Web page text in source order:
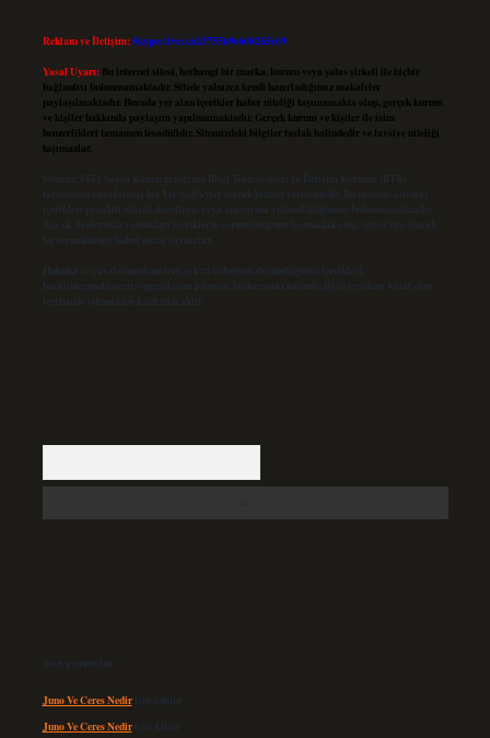
Reklam ve İletişim:Skype: live:.cid.575569c608265c69
Yasal Uyarı: Bu internet sitesi, herhangi bir marka, kurum veya şahıs şirketi ile hiçbir
bağlantısı bulunmamaktadır. Sitede yalnızca kendi hazırladığımız makaleler
paylaşılmaktadır. Burada yer alan içerikler haber niteliği taşımamakta olup, gerçek kurum
ve kişiler hakkında paylaşım yapılmamaktadır. Gerçek kurum ve kişiler ile isim
benzerlikleri tamamen tesadüfidir. Sitemizdeki bilgiler taslak halindedir ve tavsiye niteliği
taşımazlar.
Sitemiz, 5651 Sayılı Kanun gereğince Bilgi Teknolojileri ve İletişim Kurumu (BTK)
tarafından onaylanmış bir Yer Sağlayıcı olarak hizmet vermektedir. Bu nedenle, sitedeki
içerikleri proaktif olarak denetleme veya araştırma yükümlülüğümüz bulunmamaktadır.
Ancak, üyelerimiz yazdıkları içeriklerin sorumluluğunu taşımakta olup, siteye üye olarak
bu sorumluluğu kabul etmiş sayılırlar.
Hukuka ve yasal düzenlemelere aykırı olduğunu düşündüğünüz içerikleri,
backlinkpanelicomtr@gmail.com adresine bildirmeniz halinde, ilgili içerikler yasal süre
içerisinde sitemizden kaldırılacaktır.
Son yorumlar
Juno Ve Ceres Nediriçin admin
Juno Ve Ceres Nediriçin Altan